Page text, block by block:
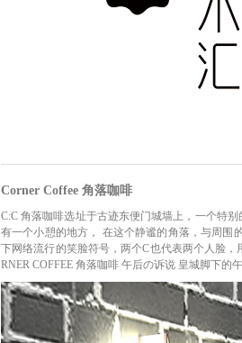
Corner Coffee 角落咖啡
C:C 角落咖啡选址于古迹东便门城墙上，一个特
有一个小憩的地方， 在这个静谧的角落，与周围
下网络流行的笑脸符号，两个C也代表两个人脸
RNER COFFEE 角落咖啡 午后の诉说 皇城脚下的